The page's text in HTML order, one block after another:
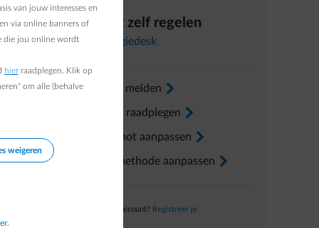
bij je
Direct zelf regelen
Energiedesk
Verhuis melden arrow-right
Factuur raadplegen arrow-right
Voorschot aanpassen arrow-right
Betaalmethode aanpassen arrow-right
Nog geen account? Registreer je
van jouw interesses en
via online banners of
die jou online wordt
hierraadplegen. Klik op
om alle (behalve
weigeren